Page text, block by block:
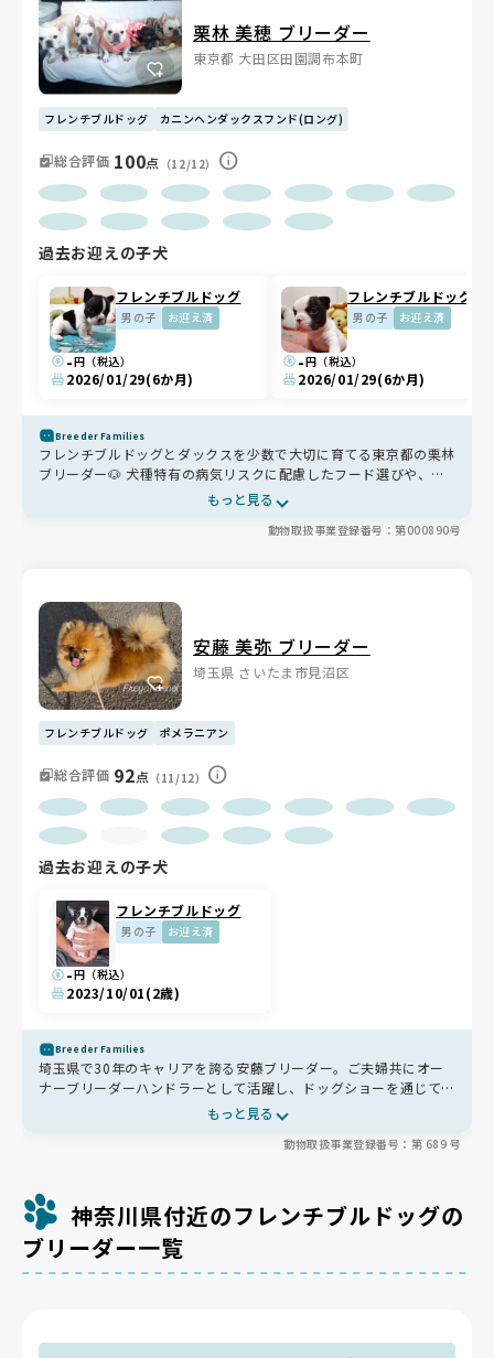
栗林 美穂 ブリーダー
東京都 大田区田園調布本町
フレンチブルドッグ カニンヘンダックスフンド(ロング)
総合評価 100点 （12/12）
過去お迎えの子犬
フレンチブルドッグ
男の子 お迎え済
-円（税込）
2026/01/29(6か月)
フレンチブルドッグ
男の子 お迎え済
-円（税込）
2026/01/29(6か月)
Breeder Families
フレンチブルドッグとダックスを少数で大切に育てる東京都の栗林
ブリーダー🐶 犬種特有の病気リスクに配慮したフード選びや、無
理のない繁殖を大切にしています。お迎え後もLINEで気軽に相談
でき、里帰りもできる心強い存在です✨
もっと見る
動物取扱事業登録番号：第000890号
安藤 美弥 ブリーダー
埼玉県 さいたま市見沼区
フレンチブルドッグ ポメラニアン
総合評価 92点 （11/12）
過去お迎えの子犬
フレンチブルドッグ
男の子 お迎え済
-円（税込）
2023/10/01(2歳)
Breeder Families
埼玉県で30年のキャリアを誇る安藤ブリーダー。ご夫婦共にオー
ナーブリーダーハンドラーとして活躍し、ドッグショーを通じて犬
種の理想であるスタンダードを追求し続けています✨肉を添える食
事管理や、リビングでの育児を通じた社会化にもこだわり、心身と
もに健やかな子を育てています🐶お迎え後の生涯サポートも充実し
もっと見る
動物取扱事業登録番号：第 689 号
神奈川県付近のフレンチブルドッグの
ブリーダー一覧